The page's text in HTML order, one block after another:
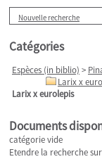
Nouvelle recherche
Catégories
Espèces (in biblio) >
Larix x
Larix x eurolepis
Documents
catégorie vide
Etendre la recherche sur